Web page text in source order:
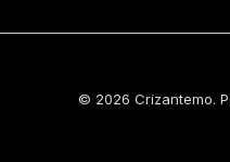
© 2026 Crizantemo.